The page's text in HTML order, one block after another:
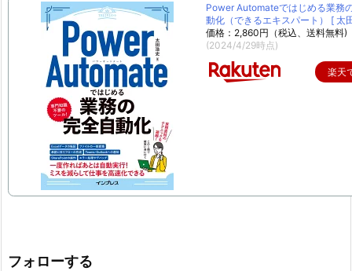
Power Automateではじめる業務
動化（できるエキスパート） [ 太
価格：2,860円（税込、送料無料)
(2024/4/29時点)
楽天
フォローする